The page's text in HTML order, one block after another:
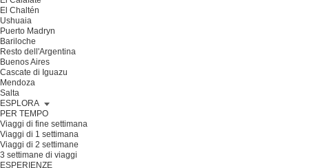
El Chaltén
Ushuaia
Puerto Madryn
Bariloche
Resto dell'Argentina
Buenos Aires
Cascate di Iguazu
Mendoza
Salta
ESPLORA
PER TEMPO
Viaggi di fine settimana
Viaggi di 1 settimana
Viaggi di 2 settimane
3 settimane di viaggi
ESPERIENZE